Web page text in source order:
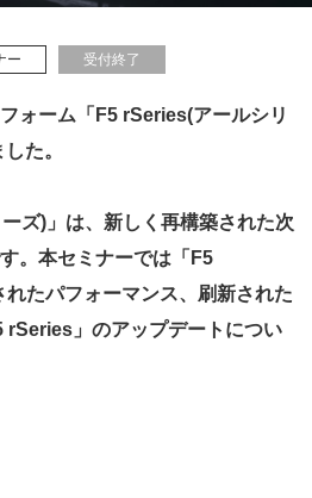
ー 受付終了
ォーム「F5 rSeries(アールシリ
た。
ズ)」は、新しく再構築された次
。本セミナーでは「F5
たパフォーマンス、刷新された
rSeries」のアップデートについ